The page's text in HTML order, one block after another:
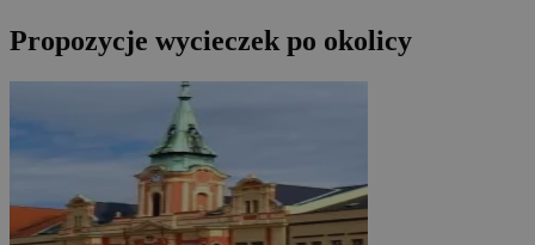
Propozycje wycieczek po okolicy